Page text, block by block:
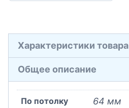
Характеристики товара
Общее описание
По потолку 64 мм